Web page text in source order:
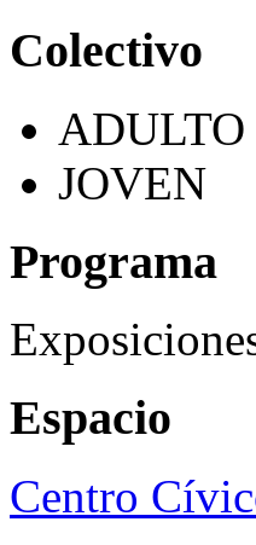
Colectivo
ADULTO
JOVEN
Programa
Espacio
Centro